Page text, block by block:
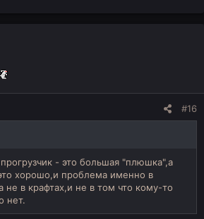
#16
- это большая "плюшка",а
хорошо,и проблема именно в
не в крафтах,и не в том что кому-то
нет.